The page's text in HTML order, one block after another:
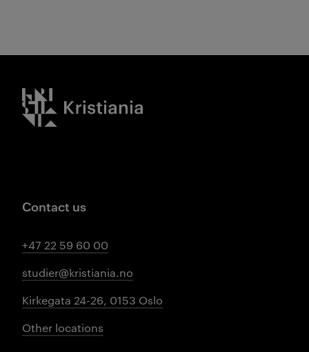
Kristiania logo
Contact us
+47 22 59 60 00
studier@kristiania.no
Kirkegata 24-26, 0153 Oslo
Other locations